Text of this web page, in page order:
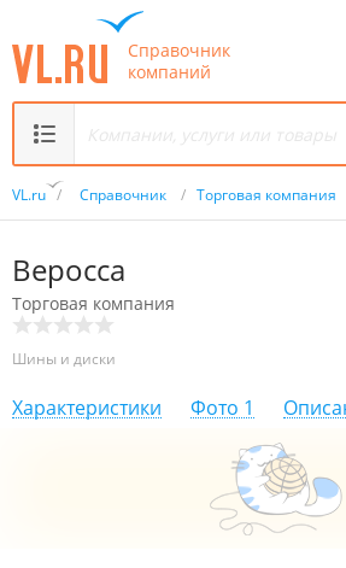
Справочник
компаний
VL.ru / Справочник / Торговая компания
Веросса
Торговая компания
Шины и диски
Характеристики Фото 1